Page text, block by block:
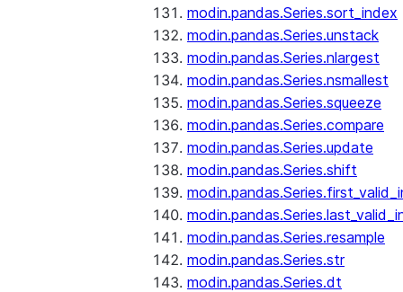
modin.pandas.Series.sort_index
modin.pandas.Series.unstack
modin.pandas.Series.nlargest
modin.pandas.Series.nsmallest
modin.pandas.Series.squeeze
modin.pandas.Series.compare
modin.pandas.Series.update
modin.pandas.Series.shift
modin.pandas.Series.resample
modin.pandas.Series.str
modin.pandas.Series.dt